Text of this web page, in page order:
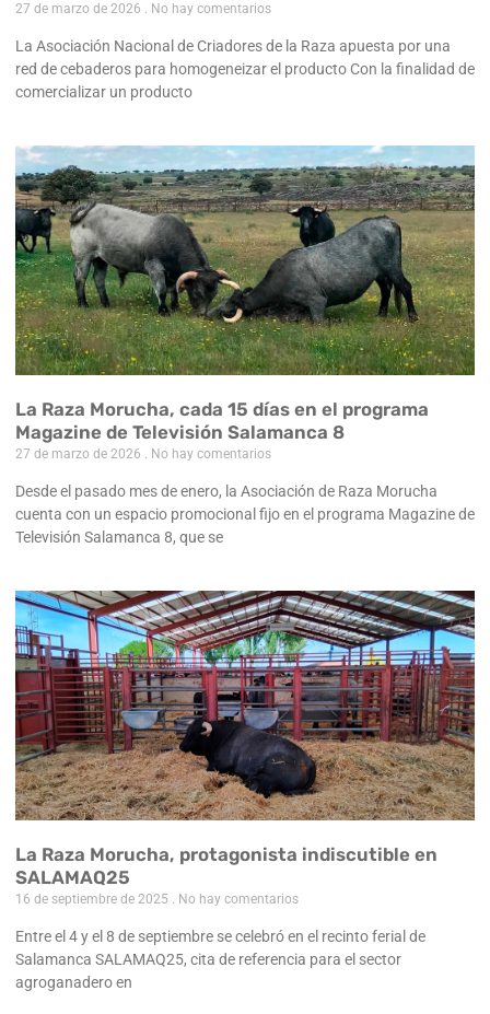
27 de marzo de 2026 No hay comentarios
La Asociación Nacional de Criadores de la Raza apuesta por una
red de cebaderos para homogeneizar el producto Con la finalidad de
comercializar un producto
La Raza Morucha, cada 15 días en el programa
Magazine de Televisión Salamanca 8
27 de marzo de 2026 No hay comentarios
Desde el pasado mes de enero, la Asociación de Raza Morucha
cuenta con un espacio promocional fijo en el programa Magazine de
Televisión Salamanca 8, que se
La Raza Morucha, protagonista indiscutible en
SALAMAQ25
16 de septiembre de 2025 No hay comentarios
Entre el 4 y el 8 de septiembre se celebró en el recinto ferial de
Salamanca SALAMAQ25, cita de referencia para el sector
agroganadero en